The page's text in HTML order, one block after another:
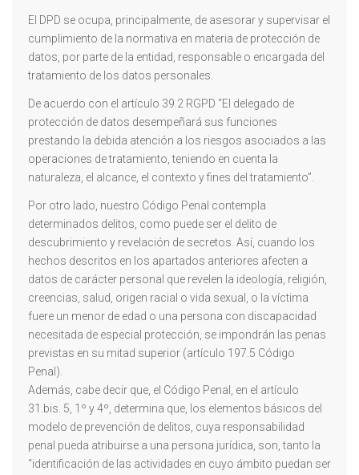
El DPD se ocupa, principalmente, de asesorar y supervisar el
cumplimiento de la normativa en materia de protección de
datos, por parte de la entidad, responsable o encargada del
tratamiento de los datos personales.
De acuerdo con el artículo 39.2 RGPD “El delegado de
protección de datos desempeñará sus funciones
prestando la debida atención a los riesgos asociados a las
operaciones de tratamiento, teniendo en cuenta la
naturaleza, el alcance, el contexto y fines del tratamiento”.
Por otro lado, nuestro Código Penal contempla
determinados delitos, como puede ser el delito de
descubrimiento y revelación de secretos. Así, cuando los
hechos descritos en los apartados anteriores afecten a
datos de carácter personal que revelen la ideología, religión,
creencias, salud, origen racial o vida sexual, o la víctima
fuere un menor de edad o una persona con discapacidad
necesitada de especial protección, se impondrán las penas
previstas en su mitad superior (artículo 197.5 Código
Penal).
Además, cabe decir que, el Código Penal, en el artículo
31.bis. 5, 1º y 4º, determina que, los elementos básicos del
modelo de prevención de delitos, cuya responsabilidad
penal pueda atribuirse a una persona jurídica, son, tanto la
“identificación de las actividades en cuyo ámbito puedan ser